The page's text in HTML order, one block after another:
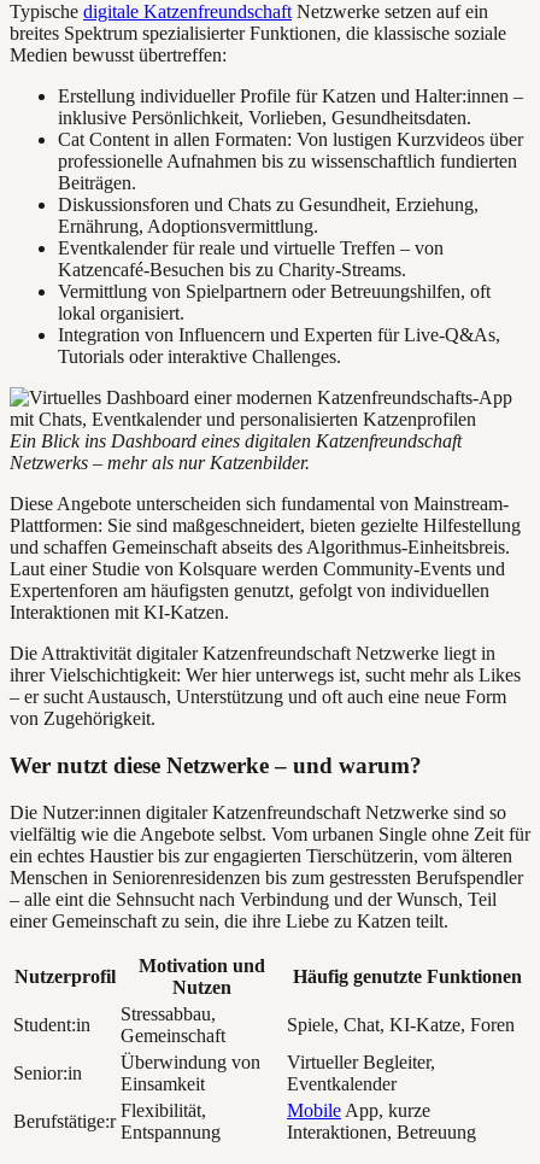
Typische digitale Katzenfreundschaft Netzwerke setzen auf ein
breites Spektrum spezialisierter Funktionen, die klassische soziale
Medien bewusst übertreffen:
Erstellung individueller Profile für Katzen und Halter:innen –
inklusive Persönlichkeit, Vorlieben, Gesundheitsdaten.
Cat Content in allen Formaten: Von lustigen Kurzvideos über
professionelle Aufnahmen bis zu wissenschaftlich fundierten
Beiträgen.
Diskussionsforen und Chats zu Gesundheit, Erziehung,
Ernährung, Adoptionsvermittlung.
Eventkalender für reale und virtuelle Treffen – von
Katzencafé-Besuchen bis zu Charity-Streams.
Vermittlung von Spielpartnern oder Betreuungshilfen, oft
lokal organisiert.
Integration von Influencern und Experten für Live-Q&As,
Tutorials oder interaktive Challenges.
Ein Blick ins Dashboard eines digitalen Katzenfreundschaft
Netzwerks – mehr als nur Katzenbilder.
Diese Angebote unterscheiden sich fundamental von Mainstream-
Plattformen: Sie sind maßgeschneidert, bieten gezielte Hilfestellung
und schaffen Gemeinschaft abseits des Algorithmus-Einheitsbreis.
Laut einer Studie von Kolsquare werden Community-Events und
Expertenforen am häufigsten genutzt, gefolgt von individuellen
Interaktionen mit KI-Katzen.
Die Attraktivität digitaler Katzenfreundschaft Netzwerke liegt in
ihrer Vielschichtigkeit: Wer hier unterwegs ist, sucht mehr als Likes
– er sucht Austausch, Unterstützung und oft auch eine neue Form
von Zugehörigkeit.
Wer nutzt diese Netzwerke – und warum?
Die Nutzer:innen digitaler Katzenfreundschaft Netzwerke sind so
vielfältig wie die Angebote selbst. Vom urbanen Single ohne Zeit für
ein echtes Haustier bis zur engagierten Tierschützerin, vom älteren
Menschen in Seniorenresidenzen bis zum gestressten Berufspendler
– alle eint die Sehnsucht nach Verbindung und der Wunsch, Teil
einer Gemeinschaft zu sein, die ihre Liebe zu Katzen teilt.
Nutzerprofil
Motivation und
Nutzen
Häufig genutzte Funktionen
Student:in
Stressabbau,
Gemeinschaft
Spiele, Chat, KI-Katze, Foren
Senior:in
Überwindung von
Einsamkeit
Virtueller Begleiter,
Eventkalender
Berufstätige:r
Flexibilität,
Entspannung
Mobile App, kurze
Interaktionen, Betreuung